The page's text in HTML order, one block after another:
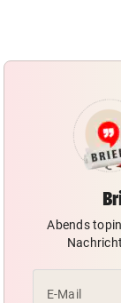
Abends
E-Mail